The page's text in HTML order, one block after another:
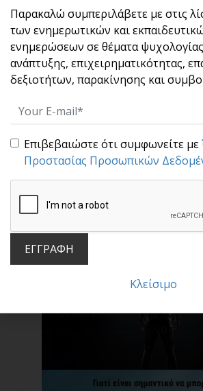
Μην πέφτεις στην παγίδα των
Οι άνθρωποι έχουν
θέλουν να προ[...]
Παρακαλώ συμπεριλάβετε με στις
των ενημερωτικών και
ενημερώσεων σε θέματα
ανάπτυξης, επιχειρηματικότητας,
δεξιοτήτων, παρακίνησης και
Επιβεβαιώστε ότι συμφωνείτε με
Προστασίας Προσωπικών
ΕΓΓΡΑΦΗ
Κλείσιμο